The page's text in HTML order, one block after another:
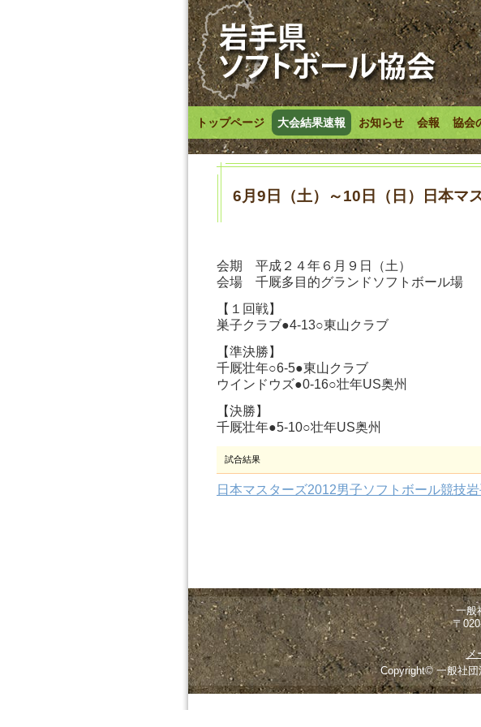
トップページ 大会結果速報 お知らせ 会報 協会
6月9日（土）～10日（日）日本マ
会期 平成２４年６月９日（土）
会場 千厩多目的グランドソフトボール場
【１回戦】
巣子クラブ●4-13○東山クラブ
【準決勝】
千厩壮年○6-5●東山クラブ
ウインドウズ●0-16○壮年US奥州
【決勝】
千厩壮年●5-10○壮年US奥州
試合結果
日本マスターズ2012男子ソフトボール競技
一般
〒
メ
Copyright© 一般社